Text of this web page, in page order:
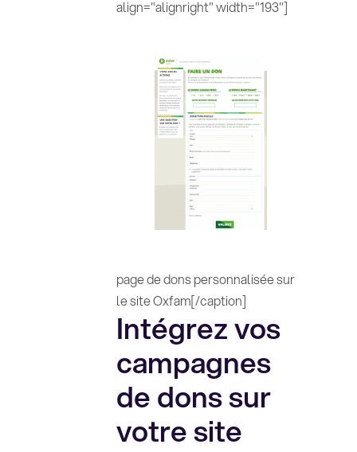
align="alignright" width="193"]
page de dons personnalisée sur
le site Oxfam[/caption]
Intégrez vos
campagnes
de dons sur
votre site